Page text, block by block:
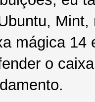
mágica 14
o